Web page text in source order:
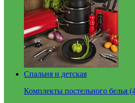
Спальня и детская
Комплекты постельного белья